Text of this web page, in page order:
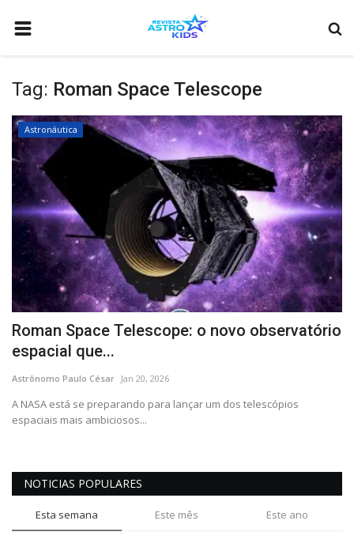
ASTRONOMIA
CURIOSIDADES
ASTRONÁUTICA
CIÊNCIAS
COMO ANUNCIAR
BIOGRAFIA
COMETA INTERESTELAR 3I/ATLAS: O TERCEIRO VISITANTE DE
VIDEOS
QUEM SOMOS
Tag: Roman Space Telescope
Astronáutica
Roman Space Telescope: o novo observatório
espacial que...
Astrônomo Paulo César Jan 20, 2026
A NASA está se preparando para lançar um dos telescópios
espaciais mais ambiciosos...
NOTICIAS POPULARES
Esta semana Este mês Este ano